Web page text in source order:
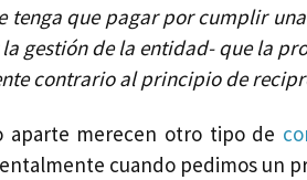
tenga que pagar por cumplir
gestión de la entidad- que la
contrario al principio de
aparte merecen otro tipo de
cuando pedimos un